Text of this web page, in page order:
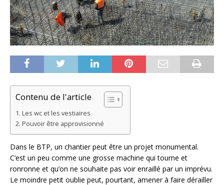
Contenu de l'article
Les wc et les vestiaires
Pouvoir être approvisionné
Dans le BTP, un chantier peut être un projet monumental.
C’est un peu comme une grosse machine qui tourne et
ronronne et qu’on ne souhaite pas voir enraillé par un imprévu.
Le moindre petit oublie peut, pourtant, amener à faire dérailler